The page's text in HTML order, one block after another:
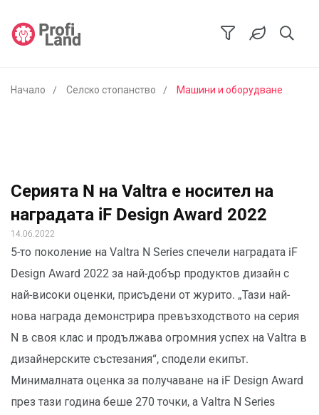
Начало Селско стопанство Машини и оборудване
Серията N на Valtra е носител на
наградата iF Design Award 2022
14.06.2022
5-то поколение на Valtra N Series спечели наградата iF
Design Award 2022 за най-добър продуктов дизайн с
най-високи оценки, присъдени от журито. „Тази най-
нова награда демонстрира превъзходството на серия
N в своя клас и продължава огромния успех на Valtra в
дизайнерските състезания“, сподели екипът.
Минималната оценка за получаване на iF Design Award
през тази година беше 270 точки, а Valtra N Series